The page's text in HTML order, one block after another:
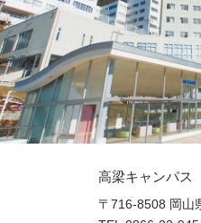
高梁キャンパス
〒716-8508 岡山